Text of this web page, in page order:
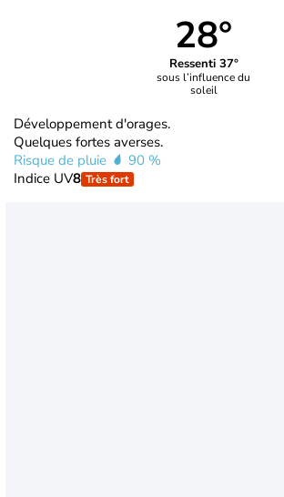
28°
Ressenti 37°
sous l’influence du
soleil
Développement d'orages.
Quelques fortes averses.
Risque de pluie
90 %
Indice UV8 Très fort